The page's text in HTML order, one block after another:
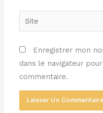
Site
Enregistrer mon
dans le navigateur
commentaire.